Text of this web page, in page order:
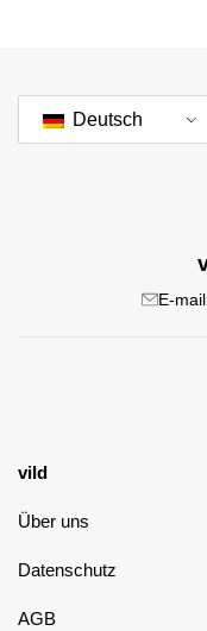
Deutsch
E-
vild
Über uns
Datenschutz
AGB